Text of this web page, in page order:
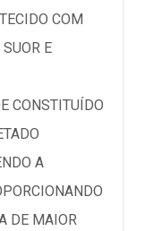
COM
E
CONSTITUÍDO
A
DE MAIOR